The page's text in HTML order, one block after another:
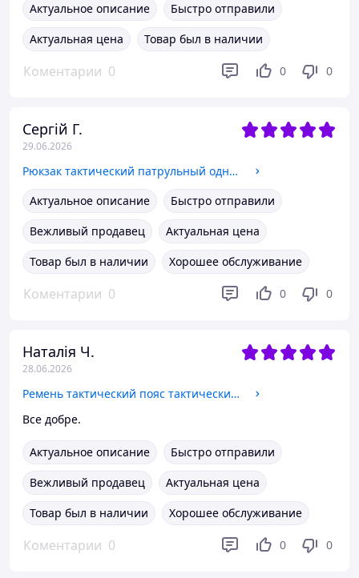
Актуальное описание
Быстро отправили
Актуальная цена
Товар был в наличии
Коментарии 0 0 0
Сергій Г.
29.06.2026
Рюкзак тактический патрульный однолямочный SILVER KNIGHT Heroe 5386 30 литров черный
Актуальное описание
Быстро отправили
Вежливый продавец
Актуальная цена
Товар был в наличии
Хорошее обслуживание
Коментарии 0 0 0
Наталія Ч.
28.06.2026
Ремень тактический пояс тактический Zelart Tactical Belt Heroe ZK-1 размер 125x5,5см Camouflage
Все добре.
Актуальное описание
Быстро отправили
Вежливый продавец
Актуальная цена
Товар был в наличии
Хорошее обслуживание
Коментарии 0 0 0